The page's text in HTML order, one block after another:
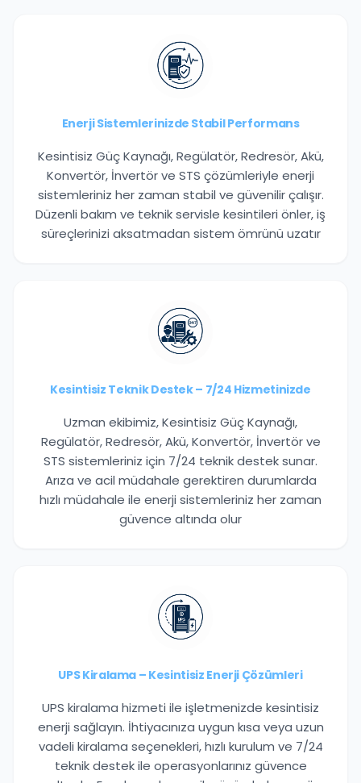
Enerji Sistemlerinizde Stabil Performans
Kesintisiz Güç Kaynağı, Regülatör, Redresör, Akü,
Konvertör, İnvertör ve STS çözümleriyle enerji
sistemleriniz her zaman stabil ve güvenilir çalışır.
Düzenli bakım ve teknik servisle kesintileri önler, iş
süreçlerinizi aksatmadan sistem ömrünü uzatır
Kesintisiz Teknik Destek – 7/24 Hizmetinizde
Uzman ekibimiz, Kesintisiz Güç Kaynağı,
Regülatör, Redresör, Akü, Konvertör, İnvertör ve
STS sistemleriniz için 7/24 teknik destek sunar.
Arıza ve acil müdahale gerektiren durumlarda
hızlı müdahale ile enerji sistemleriniz her zaman
güvence altında olur
UPS Kiralama – Kesintisiz Enerji Çözümleri
UPS kiralama hizmeti ile işletmenizde kesintisiz
enerji sağlayın. İhtiyacınıza uygun kısa veya uzun
vadeli kiralama seçenekleri, hızlı kurulum ve 7/24
teknik destek ile operasyonlarınız güvence